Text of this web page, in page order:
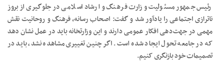
رئیس جمهور مسئولیت وزارت فرهنگ و ارشاد اسلامی در جلوگیری از بروز
ناترازی اجتماعی را یادآور شد و گفت: اصحاب رسانه، فرهنگ و روحانیت نقش
مهمی در جهت‌دهی افکار عمومی دارند و این وزارتخانه باید در عمل نشان دهد
که در جامعه تحول ایجاد شده است. اگر چنین تغییری مشاهده نشد، باید در
تصمیمات خود بازنگری کنیم.